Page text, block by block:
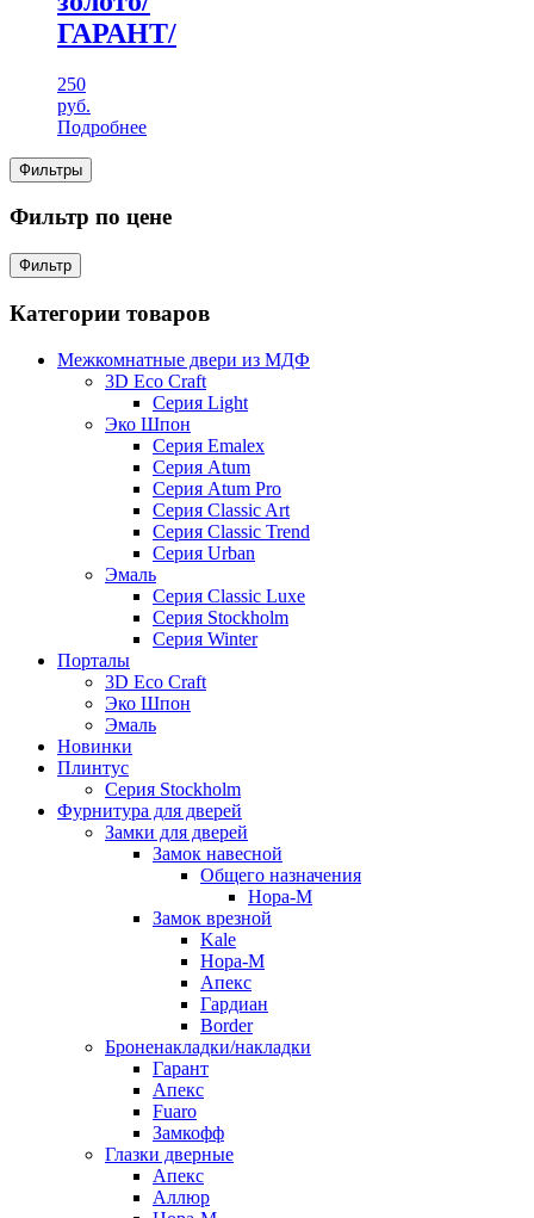
ГАРАНТ/
250
руб.
Подробнее
Фильтры
Фильтр по цене
Фильтр
Категории товаров
Межкомнатные двери из МДФ
3D Eco Craft
Серия Light
Эко Шпон
Серия Emalex
Серия Atum
Серия Atum Pro
Серия Classic Art
Серия Classic Trend
Серия Urban
Эмаль
Серия Classic Luxe
Серия Stockholm
Серия Winter
Порталы
3D Eco Craft
Эко Шпон
Эмаль
Новинки
Плинтус
Серия Stockholm
Фурнитура для дверей
Замки для дверей
Замок навесной
Общего назначения
Нора-М
Замок врезной
Kale
Нора-М
Апекс
Гардиан
Border
Броненакладки/накладки
Гарант
Апекс
Fuaro
Замкофф
Глазки дверные
Апекс
Аллюр